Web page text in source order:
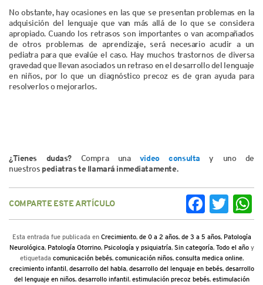
No obstante, hay ocasiones en las que se presentan problemas en la
adquisición del lenguaje que van más allá de lo que se considera
apropiado. Cuando los retrasos son importantes o van acompañados
de otros problemas de aprendizaje, será necesario acudir a un
pediatra para que evalúe el caso. Hay muchos trastornos de diversa
gravedad que llevan asociados un retraso en el desarrollo del lenguaje
en niños, por lo que un diagnóstico precoz es de gran ayuda para
resolverlos o mejorarlos.
¿Tienes dudas? Compra una video consulta
y uno de
nuestros pediatras te llamará inmediatamente.
COMPARTE ESTE ARTÍCULO FacebookTwitter
Esta entrada fue publicada en Crecimiento, de 0 a 2 años, de 3 a 5 años, Patología
Neurológica, Patología Otorrino, Psicología y psiquiatría, Sin categoría, Todo el añoy
etiquetada comunicación bebés, comunicación niños, consulta medica online,
crecimiento infantil, desarrollo del habla, desarrollo del lenguaje en bebés, desarrollo
del lenguaje en niños, desarrollo infantil, estimulación precoz bebés, estimulación